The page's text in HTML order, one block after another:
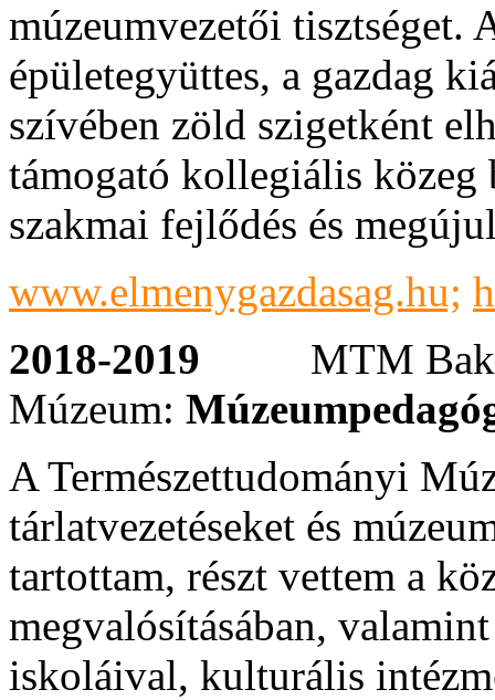
múzeumvezetői tisztséget.
épületegyüttes, a gazdag
szívében zöld szigetként
támogató kollegiális
szakmai fejlődés és
www.elmenygazdasag.hu;
2018-2019 MTM
Múzeum:
A Természettudományi
tárlatvezetéseket és
tartottam, részt vettem a
megvalósításában,
iskoláival, kulturális